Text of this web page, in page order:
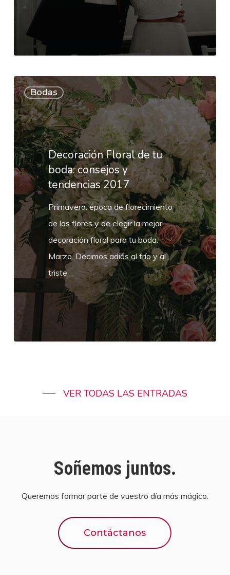
Bodas
Decoración
Floral
de
tu
boda:
consejos
tendencias
2017
Decoración Floral de tu
boda: consejos y
tendencias 2017
Primavera: época de florecimiento
de las flores y de elegir la mejor
decoración floral para tu boda.
Marzo. Decimos adiós al frío y al
triste…
VER TODAS LAS ENTRADAS
Soñemos juntos.
Queremos formar parte de vuestro día más mágico.
Contáctanos